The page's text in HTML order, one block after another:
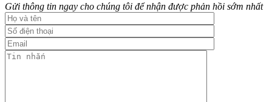
Gửi thông tin ngay cho chúng tôi để nhận được phản hồi sớm nhất